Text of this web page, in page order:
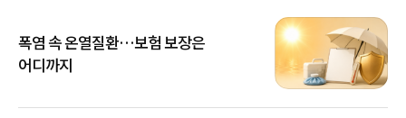
폭염 속 온열질환…보험 보장은
어디까지